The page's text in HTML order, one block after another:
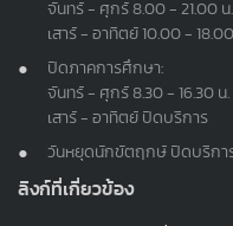
จันทร์ - ศุกร์ 8.00 - 21.00 น.
เสาร์ - อาทิตย์ 10.00 -
ปิดภาคการศึกษา:
จันทร์ - ศุกร์ 8.30 - 16.30 น.
เสาร์ - อาทิตย์ ปิดบริการ
วันหยุดนักขัตฤกษ์ ปิดบริกา
ลิงก์ที่เกี่ยวข้อง